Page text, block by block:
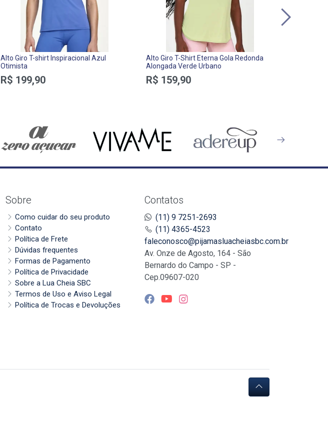
Alto Giro T-shirt Inspiracional Azul
Otimista
R$ 199,90
Alto Giro T-Shirt Eterna Gola Redonda
Alongada Verde Urbano
R$ 159,90
Contatos
(11) 9 7251-2693
(11) 4365-4523
faleconosco@pijamasluacheiasbc.com.br
Av. Onze de Agosto, 164 - São
Bernardo do Campo - SP -
Cep.09607-020
Sobre
Como cuidar do seu produto
Contato
Política de Frete
Dúvidas frequentes
Formas de Pagamento
Política de Privacidade
Sobre a Lua Cheia SBC
Termos de Uso e Aviso Legal
Política de Trocas e Devoluções